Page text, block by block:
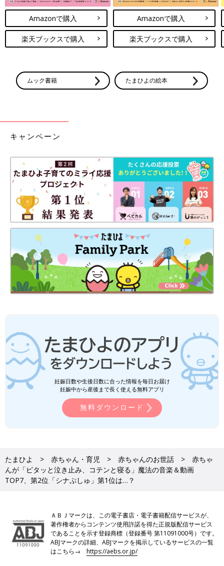
Amazonで購入
楽天ブックスで購入
Amazonで購入
楽天ブックスで購入
ムック書籍 たまひよの絵本
キャンペーン
妊娠日数や生後日数に合った情報を毎日お届け
妊娠中から産後まで長く使える無料アプリ
無料ダウンロード
たまひよ 赤ちゃん・育児 赤ちゃんのお世話
赤ちゃ
んが「ピタッと泣き止み、コテンと寝る」魔法の音楽＆動画
TOP7、第2位「シナぷしゅ」第1位は…？
ＡＢＪマークは、この電子書店・電子書籍配信サービスが、
著作権者からコンテンツ使用許諾を得た正規版配信サービス
であることを示す登録商標（登録番号 第11091000号）です。
ABJマークの詳細、ABJマークを掲示しているサービスの一覧
はこちら→https://aebs.or.jp/